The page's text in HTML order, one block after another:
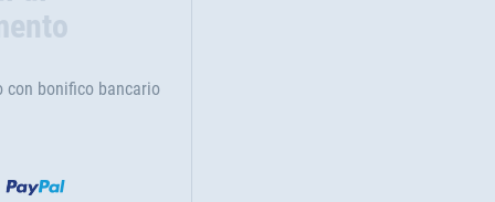
con bonifico bancario